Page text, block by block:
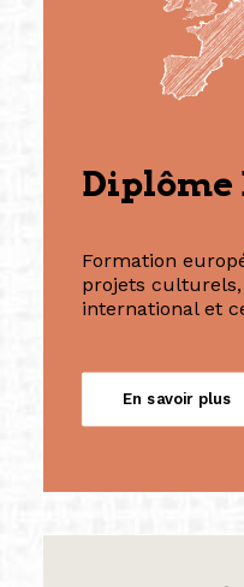
Diplôme
Formation
projets culturels,
international et
En savoir plus